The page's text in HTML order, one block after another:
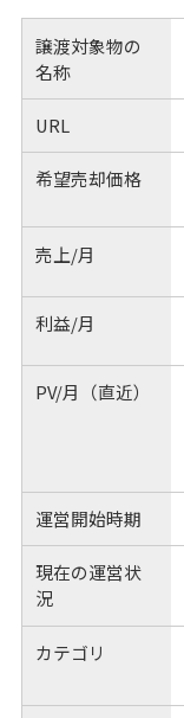
譲渡対象物の
名称
URL
希望売却価格
売上/月
利益/月
PV/月（直近）
運営開始時期
現在の運営状
況
カテゴリ